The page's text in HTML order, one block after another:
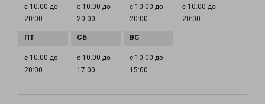
с 10:00 до
20:00
с 10:00 до
20:00
с 10:00 до
20:00
с 10:00 до
20:00
с 10:00 до
20:00
с 10:00 до
17:00
с 10:00 до
15:00